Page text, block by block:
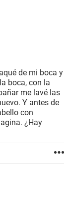
de mi boca y
boca, con la
me lavé las
Y antes de
con
¿Hay